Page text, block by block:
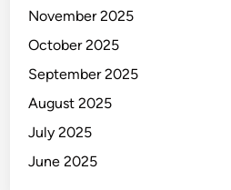
a
!
November 2025
October 2025
September 2025
August 2025
July 2025
June 2025